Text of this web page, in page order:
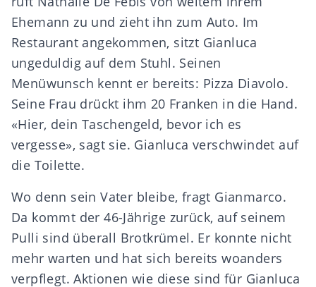
Ehemann zu und zieht ihn zum Auto. Im
Restaurant angekommen, sitzt Gianluca
ungeduldig auf dem Stuhl. Seinen
Menüwunsch kennt er bereits: Pizza Diavolo.
Seine Frau drückt ihm 20 Franken in die Hand.
«Hier, dein Taschengeld, bevor ich es
vergesse», sagt sie. Gianluca verschwindet auf
die Toilette.
Wo denn sein Vater bleibe, fragt Gianmarco.
Da kommt der 46-Jährige zurück, auf seinem
Pulli sind überall Brotkrümel. Er konnte nicht
mehr warten und hat sich bereits woanders
verpflegt. Aktionen wie diese sind für Gianluca